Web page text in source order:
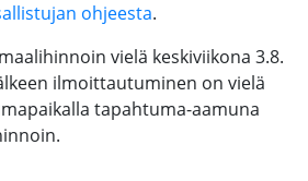
ohjeesta.
vielä keskiviikona 3.8.
ilmoittautuminen on vielä
tapahtuma-aamuna